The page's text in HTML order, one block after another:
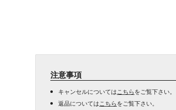
注意事項
キャンセルについては こちらをご覧下さい。
返品については こちらをご覧下さい。